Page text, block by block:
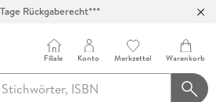
Rückgaberecht***
Filiale Konto Merkzettel Warenkorb